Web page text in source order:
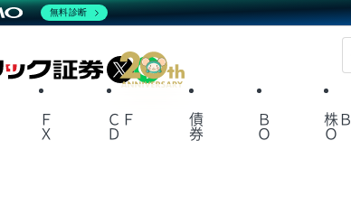
X
Ｆ
Ｘ
ＣＦ
Ｄ
債
券
Ｂ
Ｏ
株Ｂ
Ｏ
無料診断